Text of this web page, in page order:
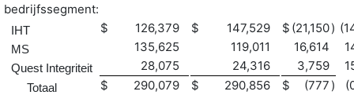
bedrijfssegment:
IHT $ 126,379 $ 147,529 $ (21,150)
MS 135,625 119,011 16,614
Quest Integriteit 28,075 24,316 3,759
Totaal $ 290,079 $ 290,856 $ (777 )